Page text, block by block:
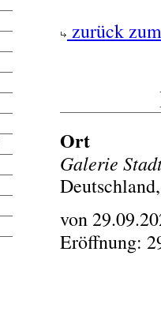
zurück
Ort
Galerie
von
Eröffnung: